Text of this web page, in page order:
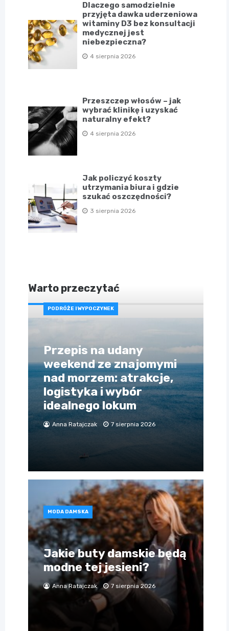
Dlaczego samodzielnie
przyjęta dawka uderzeniowa
witaminy D3 bez konsultacji
medycznej jest
niebezpieczna?
4 sierpnia 2026
Przeszczep włosów – jak
wybrać klinikę i uzyskać
naturalny efekt?
4 sierpnia 2026
Jak policzyć koszty
utrzymania biura i gdzie
szukać oszczędności?
3 sierpnia 2026
Warto przeczytać
PODRÓŻE I WYPOCZYNEK
Przepis na udany
weekend ze znajomymi
nad morzem: atrakcje,
logistyka i wybór
idealnego lokum
Anna Ratajczak 7 sierpnia 2026
MODA DAMSKA
Jakie buty damskie będą
modne tej jesieni?
Anna Ratajczak 7 sierpnia 2026